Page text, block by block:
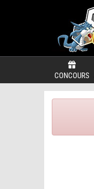
CONCOURS